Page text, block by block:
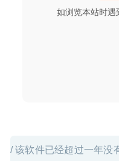
如浏览本站时遇
/ 该软件已经超过一年没
CrossOver 19.0.2 –